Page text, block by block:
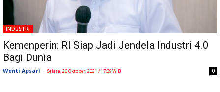
INDUSTRI
Kemenperin: RI Siap Jadi Jendela Industri 4.0
Bagi Dunia
Wenti Apsari - Selasa, 26 Oktober, 2021 / 17:39 WIB 0